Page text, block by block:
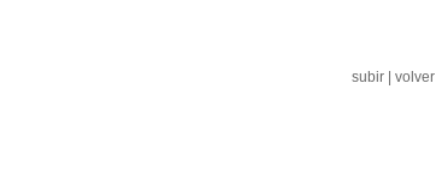
subir volver